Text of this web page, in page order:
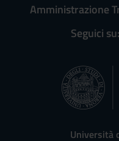
Amministrazione
Seguici su:
Università